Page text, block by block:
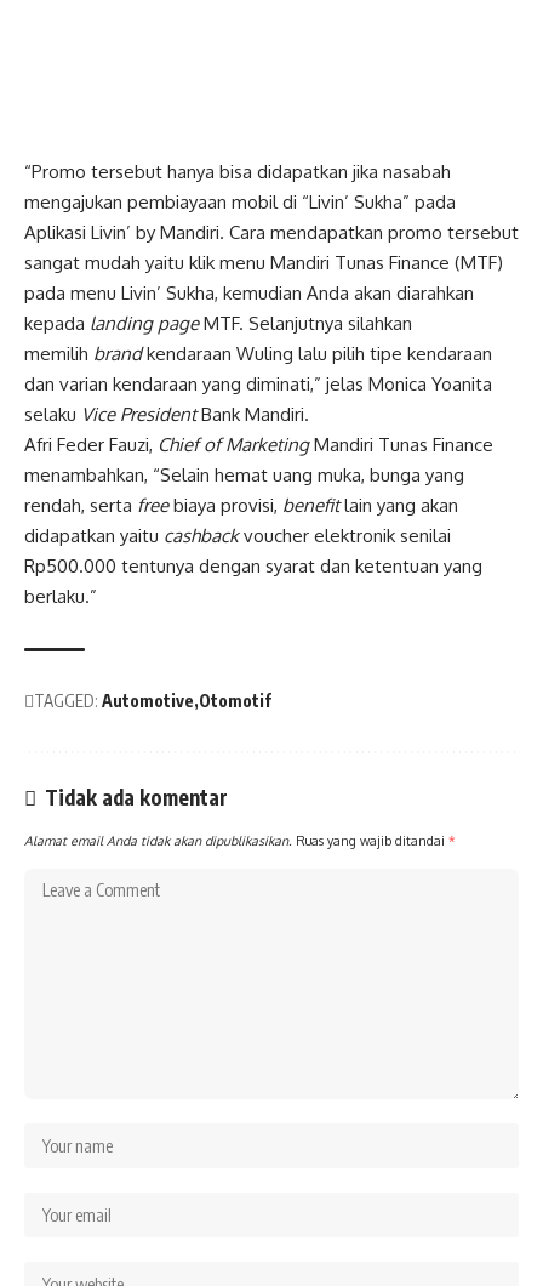
“Promo tersebut hanya bisa didapatkan jika nasabah
mengajukan pembiayaan mobil di “Livin’ Sukha” pada
Aplikasi Livin’ by Mandiri. Cara mendapatkan promo tersebut
sangat mudah yaitu klik menu Mandiri Tunas Finance (MTF)
pada menu Livin’ Sukha, kemudian Anda akan diarahkan
kepada landing pageMTF. Selanjutnya silahkan
memilih brandkendaraan Wuling lalu pilih tipe kendaraan
dan varian kendaraan yang diminati,” jelas Monica Yoanita
selaku Vice PresidentBank Mandiri.
Afri Feder Fauzi, Chief of MarketingMandiri Tunas Finance
menambahkan, “Selain hemat uang muka, bunga yang
rendah, serta freebiaya provisi, benefitlain yang akan
didapatkan yaitu cashbackvoucher elektronik senilai
Rp500.000 tentunya dengan syarat dan ketentuan yang
berlaku.”
TAGGED: Automotive Otomotif
Tidak ada komentar
Alamat email Anda tidak akan dipublikasikan. Ruas yang wajib ditandai *